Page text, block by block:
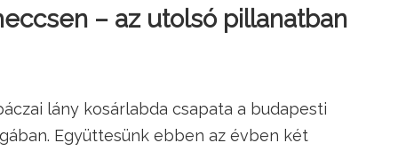
– az utolsó pillanatban
lány kosárlabda csapata a budapesti
Együttesünk ebben az évben két